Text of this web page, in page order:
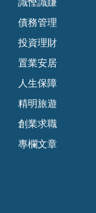
債務管理
投資理財
置業安居
人生保障
精明旅遊
創業求職
專欄文章